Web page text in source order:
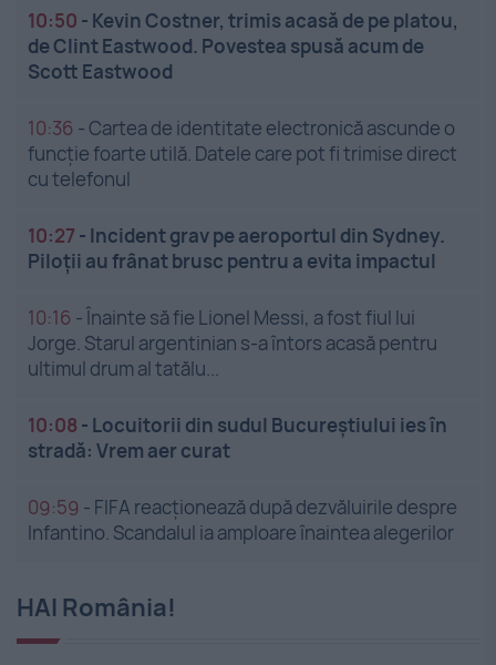
10:50 - Kevin Costner, trimis acasă de pe platou,
de Clint Eastwood. Povestea spusă acum de
Scott Eastwood
10:36 -Cartea de identitate electronică ascunde o
funcție foarte utilă. Datele care pot fi trimise direct
cu telefonul
10:27 - Incident grav pe aeroportul din Sydney.
Piloții au frânat brusc pentru a evita impactul
10:16 -Înainte să fie Lionel Messi, a fost fiul lui
Jorge. Starul argentinian s-a întors acasă pentru
ultimul drum al tatălu...
10:08 - Locuitorii din sudul Bucureștiului ies în
stradă: Vrem aer curat
09:59 - FIFA reacționează după dezvăluirile despre
Infantino. Scandalul ia amploare înaintea alegerilor
HAI România!